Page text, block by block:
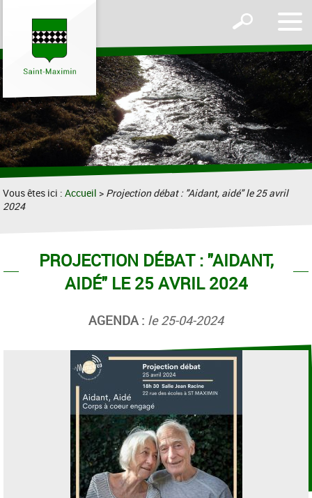
le
Afficher
formulaire
de
recherche
Vous êtes ici :Accueil > Projection débat : "Aidant, aidé" le 25 avril
2024
PROJECTION DÉBAT : "AIDANT,
AIDÉ" LE 25 AVRIL 2024
AGENDA : le 25-04-2024